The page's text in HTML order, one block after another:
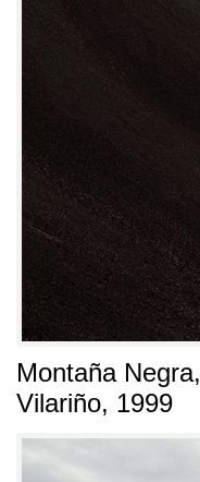
Montaña Negra,
Vilariño, 1999